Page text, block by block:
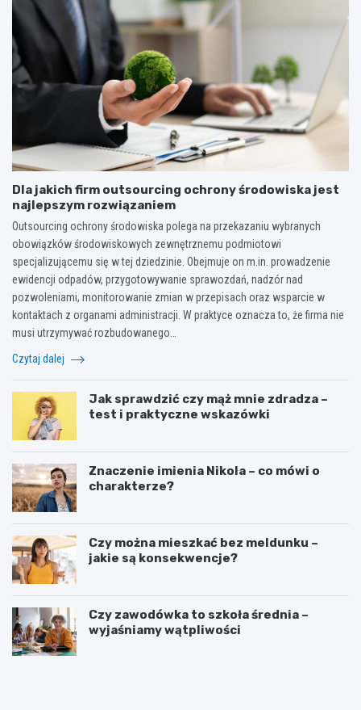
Dla jakich firm outsourcing ochrony środowiska jest
najlepszym rozwiązaniem
Outsourcing ochrony środowiska polega na przekazaniu wybranych
obowiązków środowiskowych zewnętrznemu podmiotowi
specjalizującemu się w tej dziedzinie. Obejmuje on m.in. prowadzenie
ewidencji odpadów, przygotowywanie sprawozdań, nadzór nad
pozwoleniami, monitorowanie zmian w przepisach oraz wsparcie w
kontaktach z organami administracji. W praktyce oznacza to, że firma nie
musi utrzymywać rozbudowanego…
Czytaj dalej
Jak sprawdzić czy mąż mnie zdradza –
test i praktyczne wskazówki
Znaczenie imienia Nikola – co mówi o
charakterze?
Czy można mieszkać bez meldunku –
jakie są konsekwencje?
Czy zawodówka to szkoła średnia –
wyjaśniamy wątpliwości